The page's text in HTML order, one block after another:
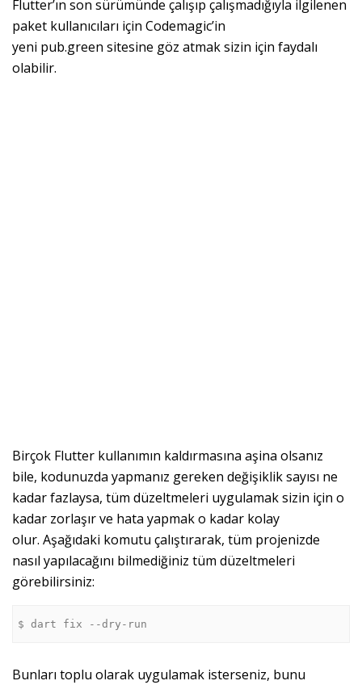
Flutter’ın son sürümünde çalışıp çalışmadığıyla ilgilenen
paket kullanıcıları için Codemagic’in
yeni pub.green sitesine göz atmak sizin için faydalı
olabilir.
Birçok Flutter kullanımın kaldırmasına aşina olsanız
bile, kodunuzda yapmanız gereken değişiklik sayısı ne
kadar fazlaysa, tüm düzeltmeleri uygulamak sizin için o
kadar zorlaşır ve hata yapmak o kadar kolay
olur. Aşağıdaki komutu çalıştırarak, tüm projenizde
nasıl yapılacağını bilmediğiniz tüm düzeltmeleri
görebilirsiniz:
$ dart fix --dry-run
Bunları toplu olarak uygulamak isterseniz, bunu